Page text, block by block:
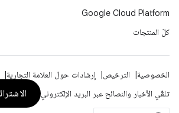
Google Cloud Platform
كلّ المنتجات
الخصوصية الترخيص إرشادات حول العلامة التجارية
تلقّي الأخبار والنصائح عبر البريد الإلكتروني